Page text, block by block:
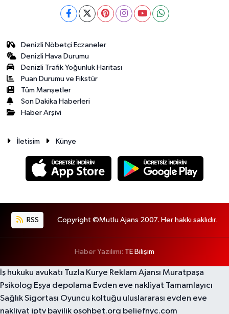
Denizli Nöbetçi Eczaneler
Denizli Hava Durumu
Denizli Trafik Yoğunluk Haritası
Puan Durumu ve Fikstür
Tüm Manşetler
Son Dakika Haberleri
Haber Arşivi
İletisim Künye
RSS Copyright ©Mutlu Ajans 2007. Her hakkı saklıdır.
Haber Yazılımı: TE Bilişim
İş hukuku avukatı Tuzla Kurye Reklam Ajansı Muratpaşa
Psikolog Eşya depolama Evden eve nakliyat Tamamlayıcı
Sağlık Sigortası Oyuncu koltuğu uluslararası evden eve
nakliyat iptv bayilik osohbet.org beliefnyc.com